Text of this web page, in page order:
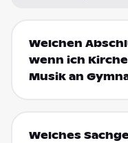
Welchen
wenn ich
Musik an
Welches